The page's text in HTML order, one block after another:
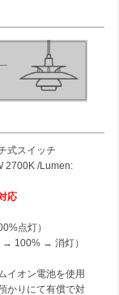
式スイッチ
2700K /Lumen:
応
点灯）
100% → 消灯）
イオン電池を使用
かりにて有償で対